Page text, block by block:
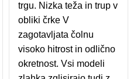
trgu. Nizka teža in trup v
obliki črke V
zagotavljata čolnu
visoko hitrost in odlično
okretnost. Vsi modeli